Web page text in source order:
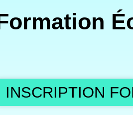
INSCRIPTION